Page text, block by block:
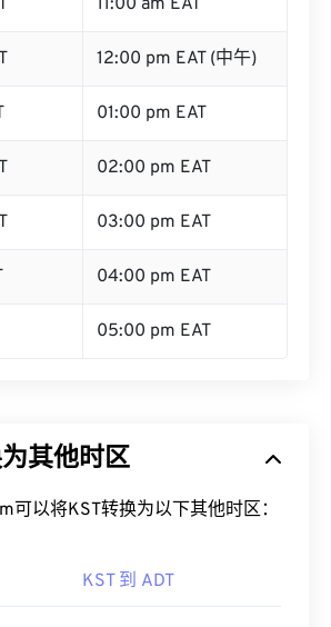
11:00 am EAT
12:00 pm EAT (中午)
01:00 pm EAT
02:00 pm EAT
03:00 pm EAT
04:00 pm EAT
05:00 pm EAT
其他时区
可以将KST转换为以下其他时区：
KST 到 ADT